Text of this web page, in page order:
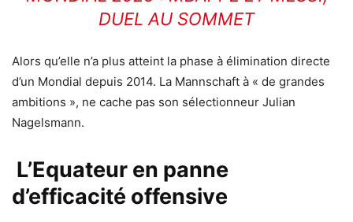
DUEL AU SOMMET
Alors qu’elle n’a plus atteint la phase à élimination directe
d’un Mondial depuis 2014. La Mannschaft à « de grandes
ambitions », ne cache pas son sélectionneur Julian
Nagelsmann.
L’Equateur en panne
d’efficacité offensive